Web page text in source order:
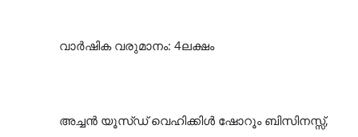
വാർഷിക വരുമാനം: 4ലക്ഷം
അച്ചൻ യൂസ്‌ഡ് വെഹിക്കിൾ ഷോറൂം ബിസിനസ്സ്,